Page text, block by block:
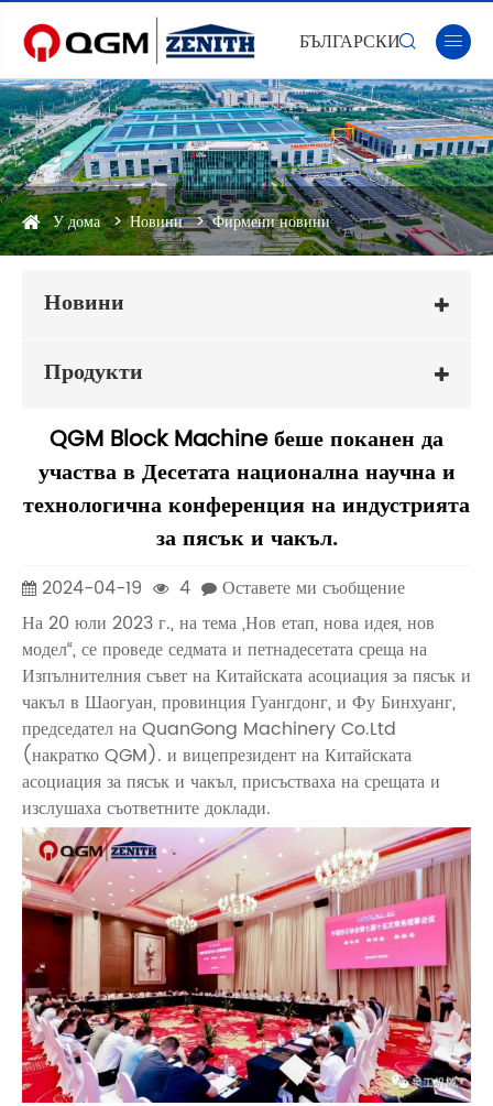
БЪЛГАРСКИ 
У дома Новини Фирмени новини
Новини
Продукти
QGM Block Machine беше поканен да
участва в Десетата национална научна и
технологична конференция на индустрията
за пясък и чакъл.
2024-04-19 4
Оставете ми съобщение
На 20 юли 2023 г., на тема „Нов етап, нова идея, нов
модел“, се проведе седмата и петнадесетата среща на
Изпълнителния съвет на Китайската асоциация за пясък и
чакъл в Шаогуан, провинция Гуангдонг, и Фу Бинхуанг,
председател на QuanGong Machinery Co.Ltd
(накратко QGM). и вицепрезидент на Китайската
асоциация за пясък и чакъл, присъстваха на срещата и
изслушаха съответните доклади.